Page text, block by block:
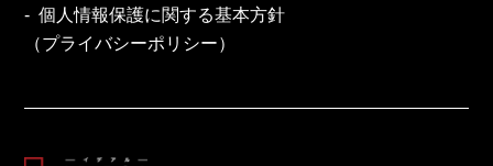
個人情報保護に関する基本方針
（プライバシーポリシー）